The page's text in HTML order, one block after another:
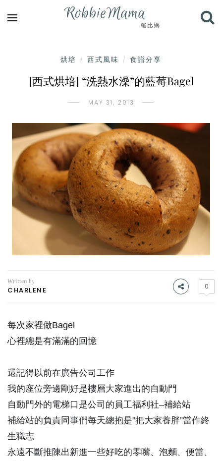
烘培 / 西式風味 / 食譜分享
[西式烘培] “洗熱水澡”的藍莓Bagel
MAY 31, 2013
Written by
CHARLENE 0
每次家裡做Bagel
心裡總是有滿滿的回憶
還記得以前在廣告公司工作
我的座位旁邊剛好是樓層大家進出的自動門
自動門外的電梯口是公司的員工福利社–補給站
補給站的負責同事們每天總抱是”把大家養胖”當作終
生職志
永遠不斷推陳出新進一些好吃的零嘴、泡麵、便當、